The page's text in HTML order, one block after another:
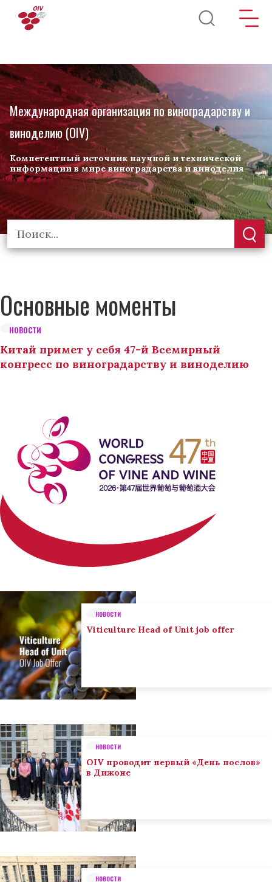
Перейти к основному содержанию
Международная организация по виноградарству и
виноделию (OIV)
Компетентный источник научной и технической
информации в мире виноградарства и виноделия
Основные моменты
НОВОСТИ
Китай примет у себя 47-й Всемирный
конгресс по виноградарству и виноделию
НОВОСТИ
Viticulture Head of Unit job offer
НОВОСТИ
OIV проводит первый «День послов»
в Дижоне
НОВОСТИ